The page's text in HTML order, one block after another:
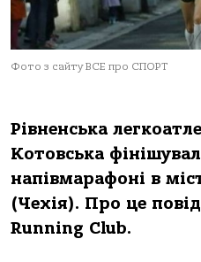
Фото з сайту ВСЕ про СПОРТ
Рівненська
Котовська
напівмарафоні в
(Чехія). Про це
Running Club.